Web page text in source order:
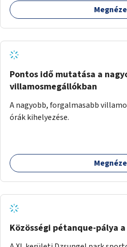
Pontos idő mutatása a
villamosmegállókban
A nagyobb, forgalmasabb
órák kihelyezése.
Közösségi pétanque-pálya